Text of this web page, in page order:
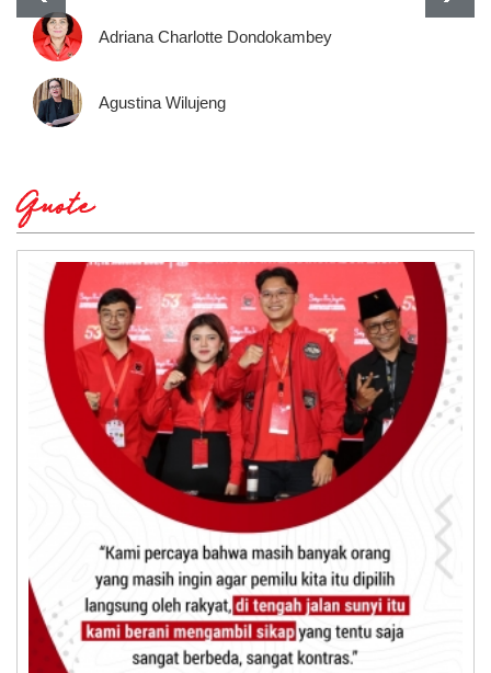
Adriana Charlotte Dondokambey
Agustina Wilujeng
Quote